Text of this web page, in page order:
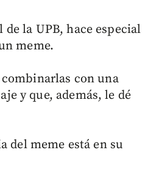
la UPB, hace especial
meme.
con una
y que, además, le dé
del meme está en su